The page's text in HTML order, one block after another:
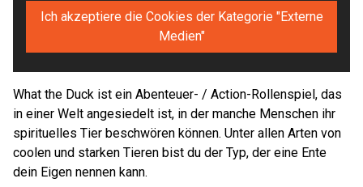
Ich akzeptiere die Cookies der Kategorie "Externe
Medien"
What the Duck ist ein Abenteuer- / Action-Rollenspiel, das
in einer Welt angesiedelt ist, in der manche Menschen ihr
spirituelles Tier beschwören können. Unter allen Arten von
coolen und starken Tieren bist du der Typ, der eine Ente
dein Eigen nennen kann.